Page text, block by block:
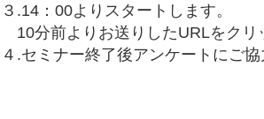
３.14：00よりスタートします。
10分前よりお送りしたURLをクリ
４.セミナー終了後アンケートにご協